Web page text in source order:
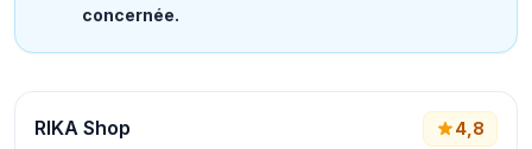
concernée.
RIKA Shop 4,8